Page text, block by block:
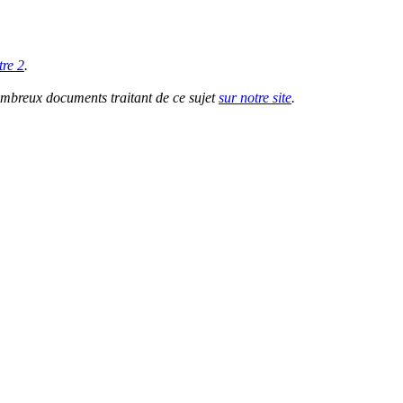
2.
documents traitant de ce sujetsur notre site.